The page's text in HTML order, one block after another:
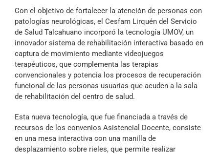
Archivo Sonoro
Con el objetivo de fortalecer la atención de personas con
patologías neurológicas, el Cesfam Lirquén del Servicio
de Salud Talcahuano incorporó la tecnología UMOV, un
innovador sistema de rehabilitación interactiva basado en
captura de movimiento mediante videojuegos
terapéuticos, que complementa las terapias
convencionales y potencia los procesos de recuperación
funcional de las personas usuarias que acuden a la sala
de rehabilitación del centro de salud.
Esta nueva tecnología, que fue financiada a través de
recursos de los convenios Asistencial Docente, consiste
en una mesa interactiva con una manilla de
desplazamiento sobre rieles, que permite realizar